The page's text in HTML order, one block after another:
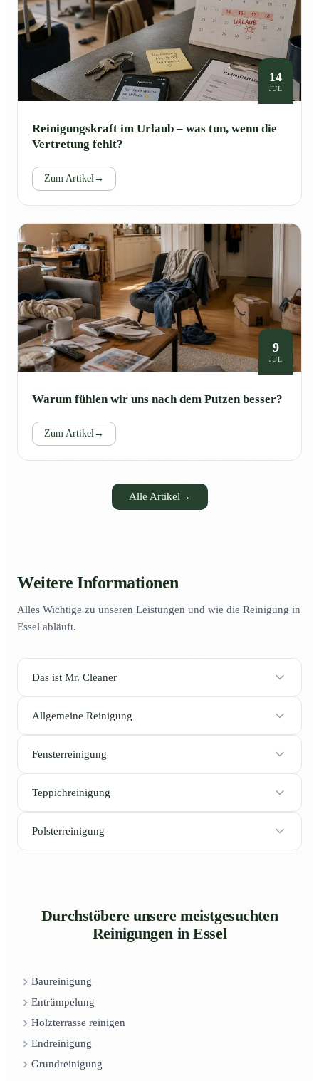
14
JUL
Reinigungskraft im Urlaub – was tun, wenn die
Vertretung fehlt?
Zum Artikel→
9
JUL
Warum fühlen wir uns nach dem Putzen besser?
Zum Artikel→
Alle Artikel→
Weitere Informationen
Alles Wichtige zu unseren Leistungen und wie die Reinigung in
Essel abläuft.
Das ist Mr. Cleaner
Allgemeine Reinigung
Fensterreinigung
Teppichreinigung
Polsterreinigung
Durchstöbere unsere meistgesuchten
Reinigungen in Essel
Baureinigung
Entrümpelung
Holzterrasse reinigen
Endreinigung
Grundreinigung